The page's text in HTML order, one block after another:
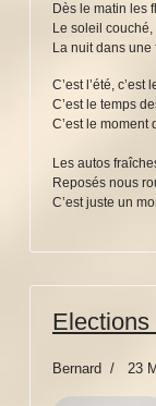
Dès le matin les
Le soleil
La nuit dans
C’est l’été,
C’est le temps
C’est le moment
Les autos
Reposés nous
C’est juste un
Bernard 23